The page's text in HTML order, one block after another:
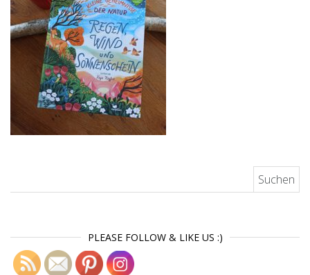
PLEASE FOLLOW & LIKE US :)